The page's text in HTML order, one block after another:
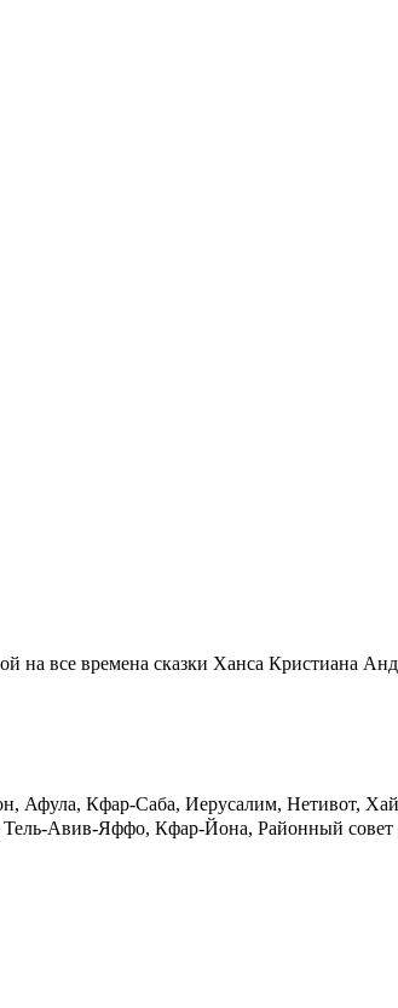
на все времена сказки Ханса Кристиана
Афула, Кфар-Саба, Иерусалим, Нетивот,
Авив-Яффо, Кфар-Йона, Районный совет